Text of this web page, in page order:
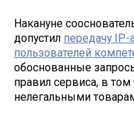
Накануне
допустил передачу
пользователей
обоснованные
правил сервиса, в
нелегальными